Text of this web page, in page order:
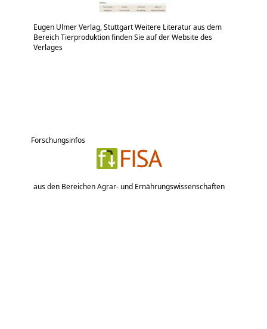
Eugen Ulmer Verlag, Stuttgart Weitere Literatur aus dem
Bereich Tierproduktion finden Sie auf der Website des
Verlages
Forschungsinfos
aus den Bereichen Agrar- und Ernährungswissenschaften